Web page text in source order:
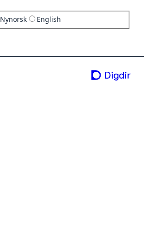
Nynorsk English